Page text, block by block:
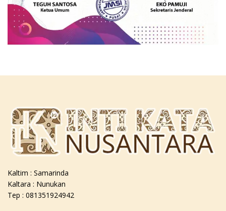
Kaltim : Samarinda
Kaltara : Nunukan
Tep : 081351924942